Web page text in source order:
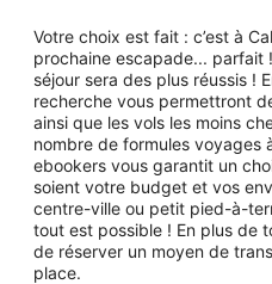
Votre choix est fait : c’est à
prochaine escapade... parfait
séjour sera des plus réussis !
recherche vous permettront
ainsi que les vols les moins
nombre de formules voyages
ebookers vous garantit un
soient votre budget et vos
centre-ville ou petit pied-à-
tout est possible ! En plus de
de réserver un moyen de
place.